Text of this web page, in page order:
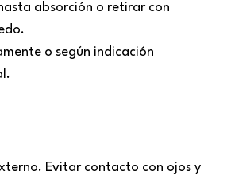
absorción o retirar con
o según indicación
Evitar contacto con ojos y